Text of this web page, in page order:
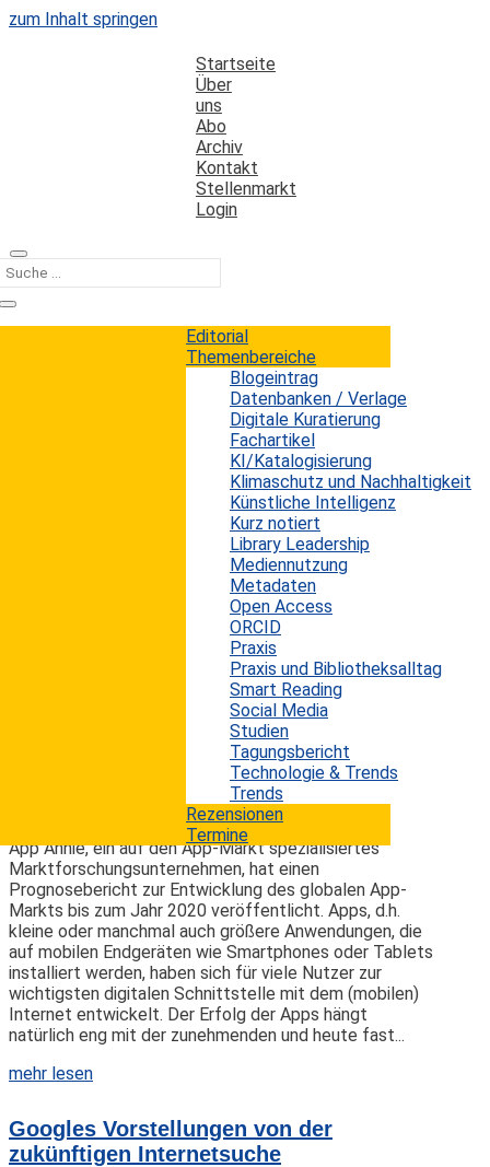
zum Inhalt springen
Startseite
Über
uns
Abo
Archiv
Kontakt
Stellenmarkt
Login
Editorial
Themenbereiche
Blogeintrag
Datenbanken / Verlage
Digitale Kuratierung
Fachartikel
KI/Katalogisierung
Klimaschutz und Nachhaltigkeit
Künstliche Intelligenz
Kurz notiert
Library Leadership
Mediennutzung
Metadaten
Open Access
ORCID
Praxis
Praxis und Bibliotheksalltag
Smart Reading
Social Media
Studien
Tagungsbericht
Technologie & Trends
Trends
Rezensionen
Termine
Kategorie
apps
Wieder einmal ist es soweit. Mary Meeker, Partnerin bei
der Risikokapital-Gesellschaft Kleiner Perkins Caufield
& Byers (KPCB), hat ihre jährliche Zusammenstellung
mit spannenden neuen Internet Trends an der
diesjährigen Code Conference präsentiert. Die wieder
sehr umfangreiche Präsentation enthält aktuelle
Zahlen und Fakten zur Entwicklung des Internets. Die
diesjährige Ausgabe nennt vor allem 3 bestimmende,
neue Trends. Einmal scheint das Internet an eine
gewisse Sättigungsgrenze gestoßen zu...
Studie zur Appconomy
8. März 2016
App Annie, ein auf den App-Markt spezialisiertes
Marktforschungsunternehmen, hat einen
Prognosebericht zur Entwicklung des globalen App-
Markts bis zum Jahr 2020 veröffentlicht. Apps, d.h.
kleine oder manchmal auch größere Anwendungen, die
auf mobilen Endgeräten wie Smartphones oder Tablets
installiert werden, haben sich für viele Nutzer zur
wichtigsten digitalen Schnittstelle mit dem (mobilen)
Internet entwickelt. Der Erfolg der Apps hängt
natürlich eng mit der zunehmenden und heute fast...
mehr lesen
Googles Vorstellungen von der
zukünftigen Internetsuche